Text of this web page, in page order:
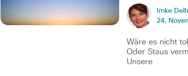
Imke
24.
Wäre es nicht
Oder Staus
Unsere